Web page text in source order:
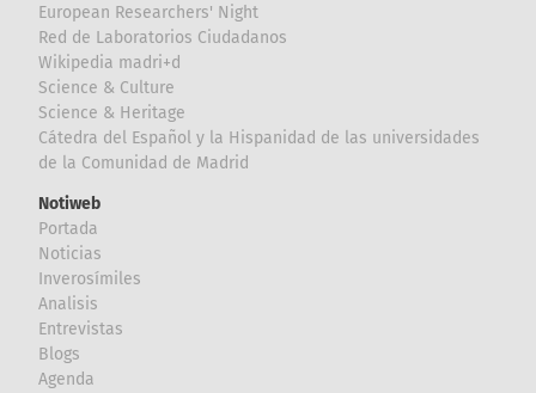
European Researchers' Night
Red de Laboratorios Ciudadanos
Wikipedia madri+d
Science & Culture
Science & Heritage
Cátedra del Español y la Hispanidad de las universidades
de la Comunidad de Madrid
Notiweb
Portada
Noticias
Inverosímiles
Analisis
Entrevistas
Blogs
Agenda